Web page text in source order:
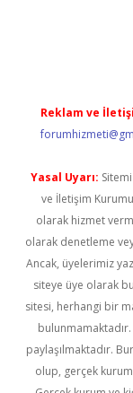
Reklam ve
Yasal Uyarı:
ve İletişim
olarak hizmet
olarak denetleme
Ancak, üyelerimiz
siteye üye olarak
sitesi, herhangi bir
bulunmamaktadır.
paylaşılmaktadır.
olup, gerçek